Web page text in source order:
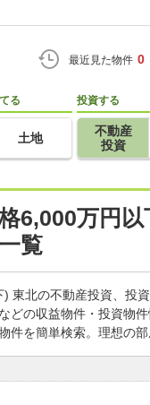
最近見た物件 0
る
土地
投資する
不動産
投資
6,000万円
覧
東北の不動産投資、投
どの収益物件・投資物
件を簡単検索。理想の